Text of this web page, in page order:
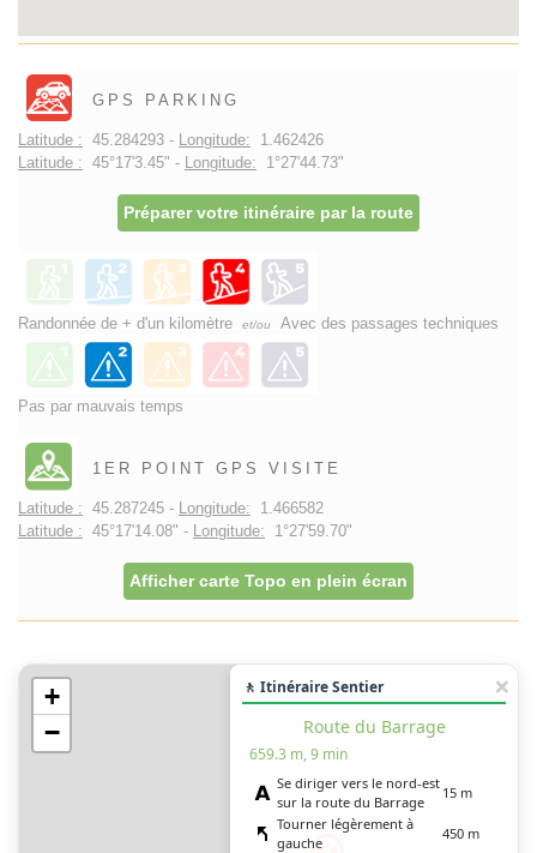
GPS PARKING
Latitude : 45.284293 - Longitude: 1.462426
Latitude : 45°17'3.45" - Longitude: 1°27'44.73"
Préparer votre itinéraire par la route
Randonnée de + d'un kilomètre et/ou Avec des passages techniques
Pas par mauvais temps
1ER POINT GPS VISITE
Latitude : 45.287245 - Longitude: 1.466582
Latitude : 45°17'14.08" - Longitude: 1°27'59.70"
Afficher carte Topo en plein écran
+
−
🚶 Itinéraire Sentier
Route du Barrage
659.3 m, 9 min
Se diriger vers le nord-est
sur la route du Barrage
15 m
Tourner légèrement à
gauche
450 m